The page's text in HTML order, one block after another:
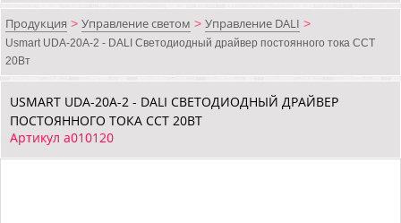
Продукция > Управление светом > Управление DALI >
Usmart UDA-20A-2 - DALI Светодиодный драйвер постоянного тока CCT
20Вт
USMART UDA-20A-2 - DALI СВЕТОДИОДНЫЙ ДРАЙВЕР
ПОСТОЯННОГО ТОКА CCT 20ВТ
Артикул a010120